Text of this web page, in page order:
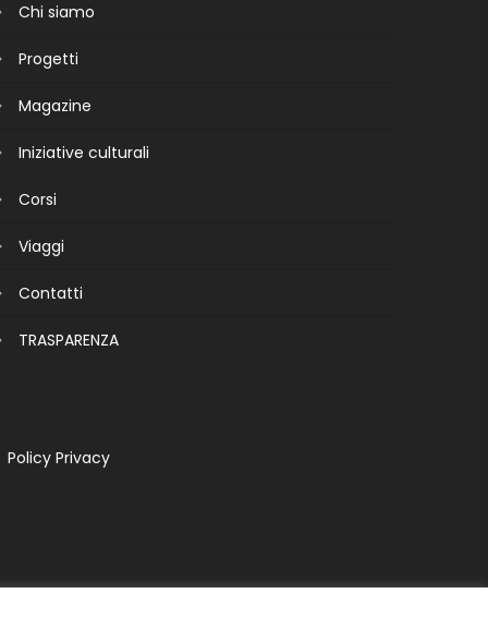
Chi siamo
Progetti
Magazine
Iniziative culturali
Corsi
Viaggi
Contatti
TRASPARENZA
Policy Privacy